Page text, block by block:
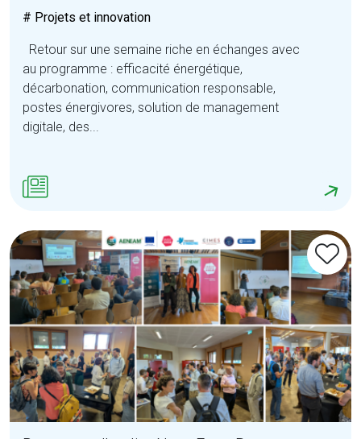
# Projets et innovation
Retour sur une semaine riche en échanges avec
au programme : efficacité énergétique,
décarbonation, communication responsable,
postes énergivores, solution de management
digitale, des...